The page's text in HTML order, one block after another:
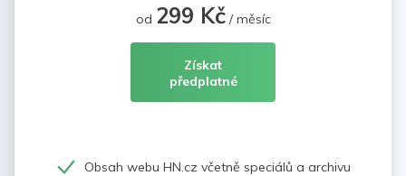
od 299 Kč/ měsíc
Získat
předplatné
Obsah webu HN.cz včetně speciálů a archivu